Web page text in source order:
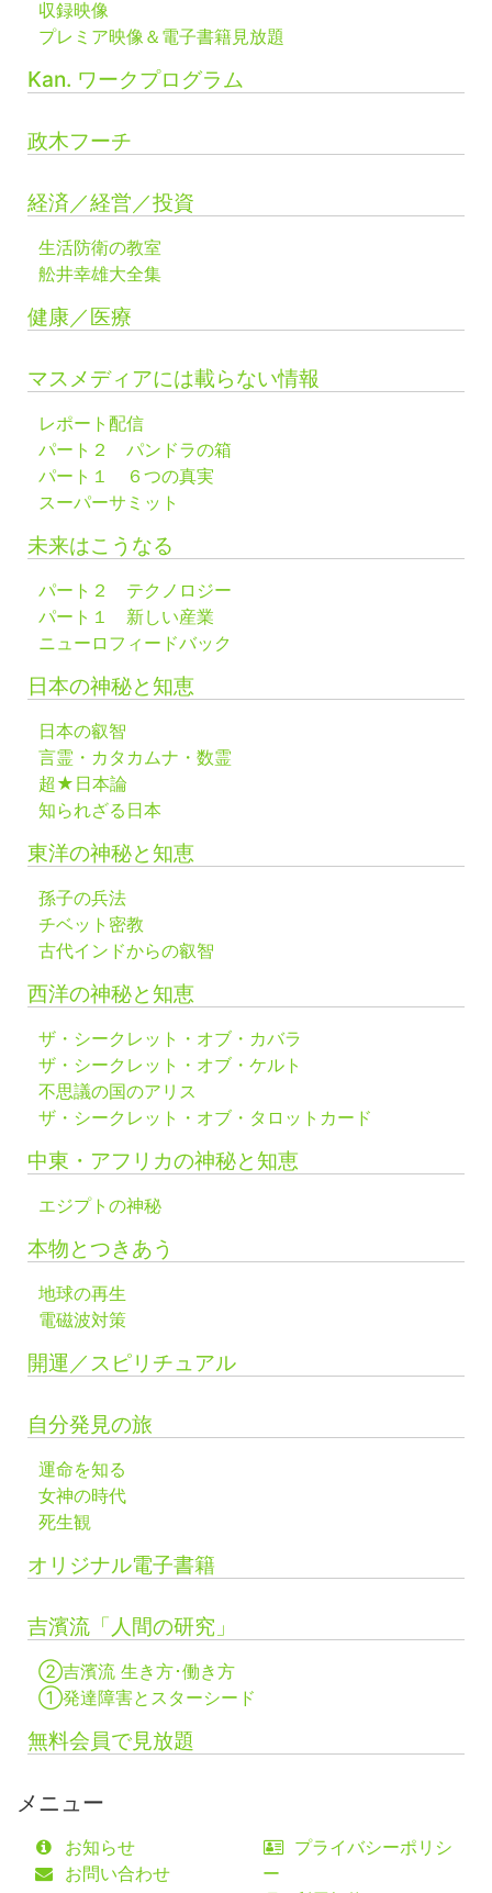
収録映像
プレミア映像＆電子書籍見放題
Kan. ワークプログラム
政木フーチ
経済／経営／投資
生活防衛の教室
舩井幸雄大全集
健康／医療
マスメディアには載らない情報
レポート配信
パート２ パンドラの箱
パート１ ６つの真実
スーパーサミット
未来はこうなる
パート２ テクノロジー
パート１ 新しい産業
ニューロフィードバック
日本の神秘と知恵
日本の叡智
言霊・カタカムナ・数霊
超★日本論
知られざる日本
東洋の神秘と知恵
孫子の兵法
チベット密教
古代インドからの叡智
西洋の神秘と知恵
ザ・シークレット・オブ・カバラ
ザ・シークレット・オブ・ケルト
不思議の国のアリス
ザ・シークレット・オブ・タロットカード
中東・アフリカの神秘と知恵
エジプトの神秘
本物とつきあう
地球の再生
電磁波対策
開運／スピリチュアル
自分発見の旅
運命を知る
女神の時代
死生観
オリジナル電子書籍
吉濱流「人間の研究」
②吉濱流 生き方･働き方
①発達障害とスターシード
無料会員で見放題
メニュー
お知らせ
お問い合わせ
プライバシーポリシ
ー